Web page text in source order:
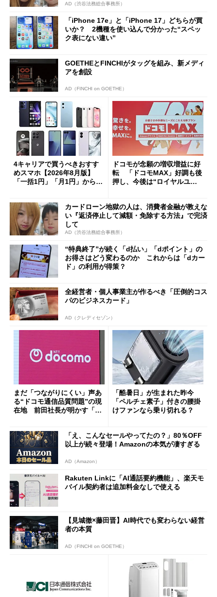
AD（渋谷法務総合事務所）
「iPhone 17e」と「iPhone 17」どちらが買
いか？ 2機種を使い込んで分かった“スペッ
ク表にない違い”
GOETHEとFINCHIがタッグを組み、新メディ
アを創設
AD（FINCHI on GOETHE）
4キャリアで買うべきおすす
めスマホ【2026年8月版】
「一括1円」「月1円」からお
ドコモが念願の増収増益に好
転 「ドコモMAX」好調も後
押し、今後は“ロイヤルユー
カードローン地獄の人は、消費者金融が教えな
い『返済停止して減額・免除する方法』で完済
して
AD（渋谷法務総合事務所）
“特典終了”が続く「d払い」「dポイント」の
お得さはどう変わるのか これからは「dカー
ド」の利用が得策？
全経営者・個人事業主が作るべき「圧倒的コス
パのビジネスカード」
AD（クレディセゾン）
まだ「つながりにくい」声あ
る“ドコモ通信品質問題”の現
在地 前田社長が明かす「道
「酷暑日」が生まれた昨今
「ペルチェ素子」付きの腰掛
けファンなら乗り切れる？
「え、こんなセールやってたの？」80％OFF
以上が続々登場！Amazonの本気が凄すぎる
AD（Amazon）
Rakuten Linkに「AI通話要約機能」、楽天モ
バイル契約者は追加料金なしで使える
【見城徹×藤田晋】AI時代でも変わらない経営
者の本質
AD（FINCHI on GOETHE）